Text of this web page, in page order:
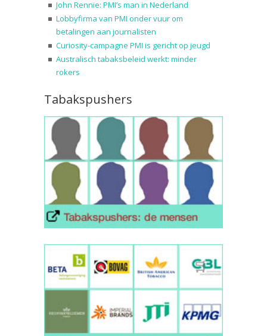
John Rennie: PMI’s man in Nederland
Lobbyfirma van PMI onder vuur om
betalingen aan journalisten
Curiosity-campagne PMI is gericht op jeugd
Australisch tabaksbeleid werkt: minder
rokers
Tabakspushers